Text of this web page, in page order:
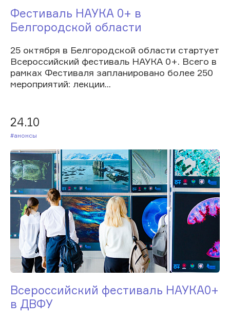
Фестиваль НАУКА 0+ в
Белгородской области
25 октября в Белгородской области стартует
Всероссийский фестиваль НАУКА 0+. Всего в
рамках Фестиваля запланировано более 250
мероприятий: лекции...
24.10
#Анонсы
Всероссийский фестиваль НАУКА0+
в ДВФУ